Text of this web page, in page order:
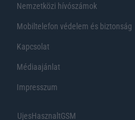
Nemzetközi hívószámok
Mobiltelefon védelem és biztonság
Kapcsolat
Médiaajánlat
Impresszum
UjesHasznaltGSM